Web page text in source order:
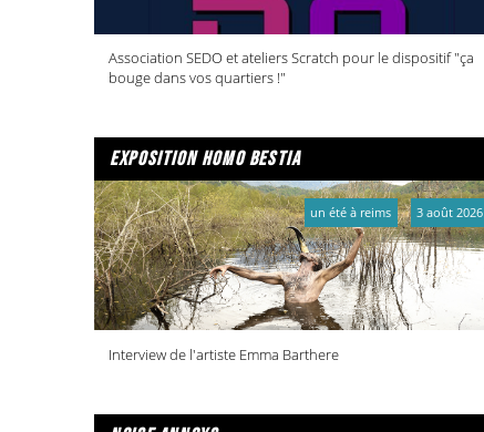
Association SEDO et ateliers Scratch pour le dispositif "ça
bouge dans vos quartiers !"
exposition homo bestia
Interview de l'artiste Emma Barthere
un été à reims 3 août 2026